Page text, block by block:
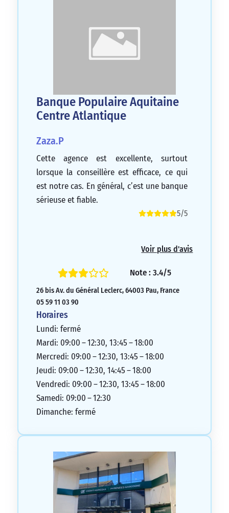
Banque Populaire Aquitaine
Centre Atlantique
Zaza.P
Cette agence est excellente, surtout
lorsque la conseillère est efficace, ce qui
est notre cas. En général, c’est une banque
sérieuse et fiable.
5/5
Voir plus d'avis
Note : 3.4/5
26 bis Av. du Général Leclerc, 64003 Pau, France
05 59 11 03 90
Horaires
Lundi: fermé
Mardi: 09:00 – 12:30, 13:45 – 18:00
Mercredi: 09:00 – 12:30, 13:45 – 18:00
Jeudi: 09:00 – 12:30, 14:45 – 18:00
Vendredi: 09:00 – 12:30, 13:45 – 18:00
Samedi: 09:00 – 12:30
Dimanche: fermé